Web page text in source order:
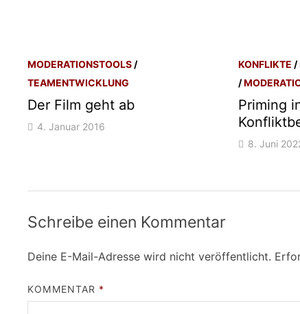
MODERATIONSTOOLS /
TEAMENTWICKLUNG
Der Film geht ab
4. Januar 2016
KONFLIKTE /
/
Priming
8. Juni
Schreibe einen Kommentar
Deine E-Mail-Adresse wird nicht veröffentlicht.
KOMMENTAR *